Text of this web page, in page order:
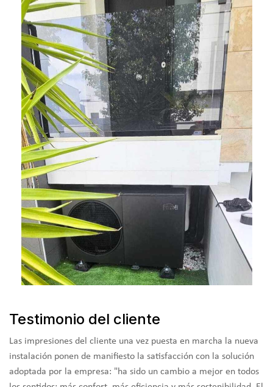
Testimonio del cliente
Las impresiones del cliente una vez puesta en marcha la nueva
instalación ponen de manifiesto la satisfacción con la solución
adoptada por la empresa: "ha sido un cambio a mejor en todos